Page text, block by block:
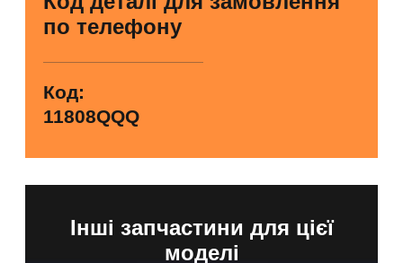
по телефону
Код:
11808QQQ
Інші запчастини для цієї
моделі